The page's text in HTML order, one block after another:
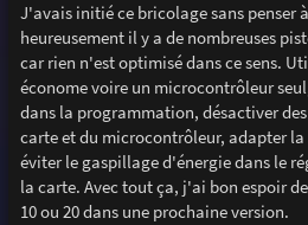
J'avais initié ce bricolage sans penser
heureusement il y a de nombreuses
car rien n'est optimisé dans ce sens.
économe voire un microcontrôleur
dans la programmation, désactiver
carte et du microcontrôleur, adapter la
éviter le gaspillage d'énergie dans le
la carte. Avec tout ça, j'ai bon espoir
10 ou 20 dans une prochaine version.